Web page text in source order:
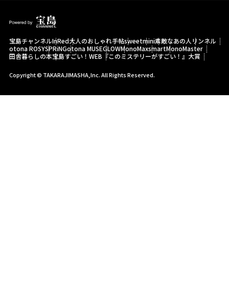
宝島チャンネルInRed大人のおしゃれ手帖sweetmini素敵なあの人 リンネル
otona ROSYSPRiNGotona MUSEGLOWMonoMaxsmartMonoMaster
田舎暮らしの本宝島すごい！WEB 『このミステリーがすごい！』大賞
Copyright © TAKARAJIMASHA,Inc. All Rights Reserved.